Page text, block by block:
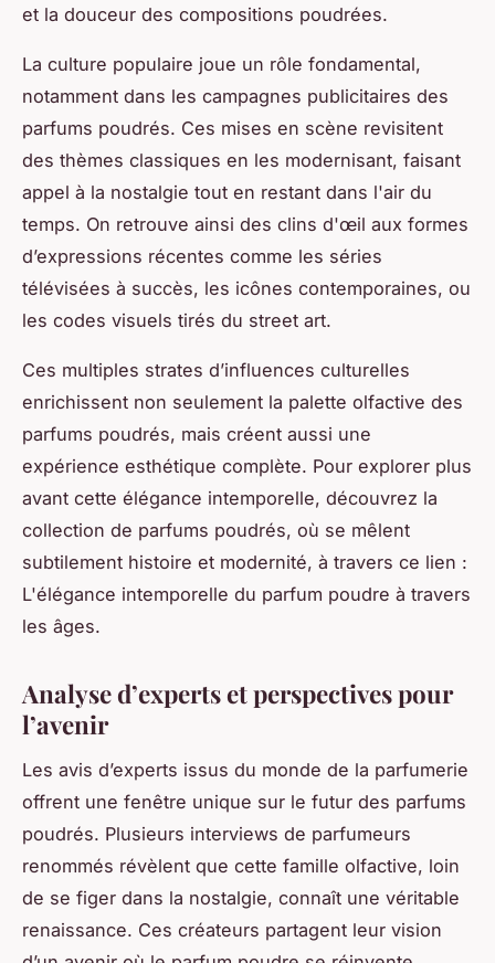
et la douceur des compositions poudrées.
La culture populaire joue un rôle fondamental,
notamment dans les campagnes publicitaires des
parfums poudrés. Ces mises en scène revisitent
des thèmes classiques en les modernisant, faisant
appel à la nostalgie tout en restant dans l'air du
temps. On retrouve ainsi des clins d'œil aux formes
d’expressions récentes comme les séries
télévisées à succès, les icônes contemporaines, ou
les codes visuels tirés du street art.
Ces multiples strates d’influences culturelles
enrichissent non seulement la palette olfactive des
parfums poudrés, mais créent aussi une
expérience esthétique complète. Pour explorer plus
avant cette élégance intemporelle, découvrez la
collection de parfums poudrés, où se mêlent
subtilement histoire et modernité, à travers ce lien :
L'élégance intemporelle du parfum poudre à travers
les âges.
Analyse d’experts et perspectives pour
l’avenir
Les avis d’experts issus du monde de la parfumerie
offrent une fenêtre unique sur le futur des parfums
poudrés. Plusieurs interviews de parfumeurs
renommés révèlent que cette famille olfactive, loin
de se figer dans la nostalgie, connaît une véritable
renaissance. Ces créateurs partagent leur vision